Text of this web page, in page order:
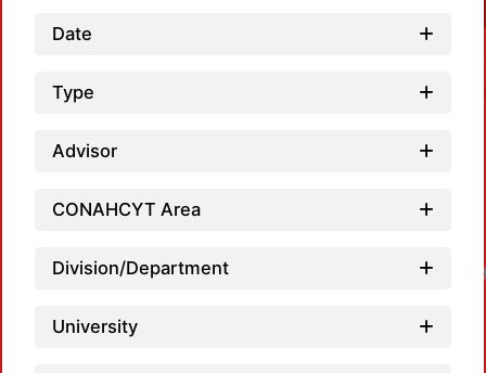
Date
Type
Advisor
CONAHCYT Area
Division/Department
University